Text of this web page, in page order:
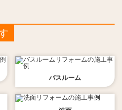
バスルーム